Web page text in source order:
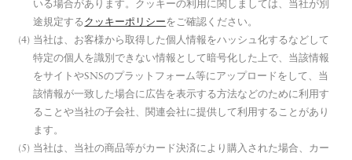
いる場合があります。クッキーの利用に関しましては、当社が別
途規定するクッキーポリシーをご確認ください。
当社は、お客様から取得した個人情報をハッシュ化するなどして
特定の個人を識別できない情報として暗号化した上で、当該情報
をサイトやSNSのプラットフォーム等にアップロードをして、当
該情報が一致した場合に広告を表示する方法などのために利用す
ることや当社の子会社、関連会社に提供して利用することがあり
ます。
当社は、当社の商品等がカード決済により購入された場合、カー